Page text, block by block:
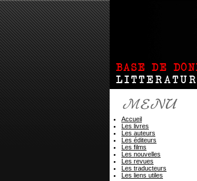
Accueil
Les livres
Les auteurs
Les éditeurs
Les films
Les nouvelles
Les revues
Les traducteurs
Les liens utiles